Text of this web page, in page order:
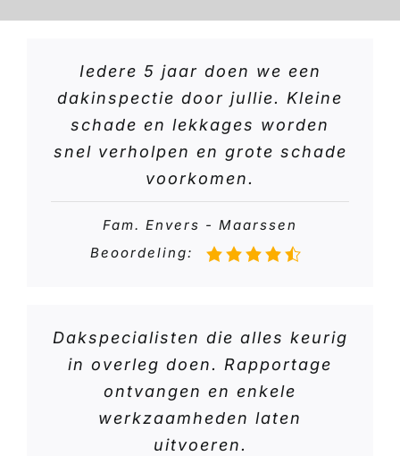
Iedere 5 jaar doen we een
dakinspectie door jullie. Kleine
schade en lekkages worden
snel verholpen en grote schade
voorkomen.
Fam. Envers - Maarssen
Beoordeling:
Dakspecialisten die alles keurig
in overleg doen. Rapportage
ontvangen en enkele
werkzaamheden laten
uitvoeren.